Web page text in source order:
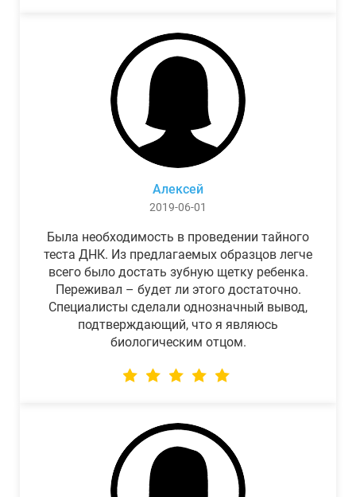
Алексей
2019-06-01
Была необходимость в проведении тайного
теста ДНК. Из предлагаемых образцов легче
всего было достать зубную щетку ребенка.
Переживал – будет ли этого достаточно.
Специалисты сделали однозначный вывод,
подтверждающий, что я являюсь
биологическим отцом.